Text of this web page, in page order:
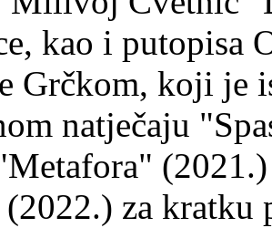
kao i putopisa
Grčkom, koji je
natječaju
za kratku